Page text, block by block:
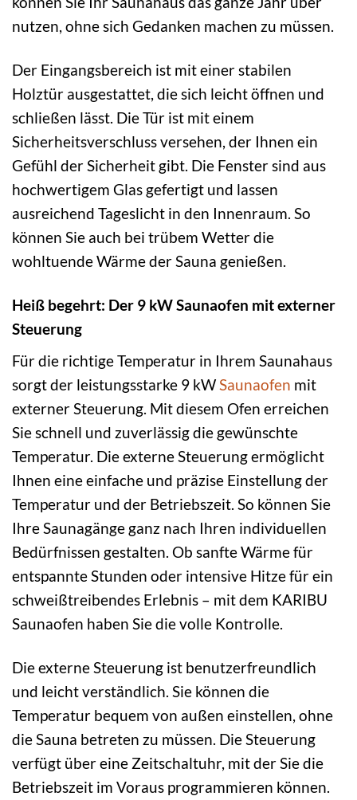
nutzen, ohne sich Gedanken machen zu müssen.
Der Eingangsbereich ist mit einer stabilen
Holztür ausgestattet, die sich leicht öffnen und
schließen lässt. Die Tür ist mit einem
Sicherheitsverschluss versehen, der Ihnen ein
Gefühl der Sicherheit gibt. Die Fenster sind aus
hochwertigem Glas gefertigt und lassen
ausreichend Tageslicht in den Innenraum. So
können Sie auch bei trübem Wetter die
wohltuende Wärme der Sauna genießen.
Heiß begehrt: Der 9 kW Saunaofen mit externer
Steuerung
Für die richtige Temperatur in Ihrem Saunahaus
sorgt der leistungsstarke 9 kWSaunaofen mit
externer Steuerung. Mit diesem Ofen erreichen
Sie schnell und zuverlässig die gewünschte
Temperatur. Die externe Steuerung ermöglicht
Ihnen eine einfache und präzise Einstellung der
Temperatur und der Betriebszeit. So können Sie
Ihre Saunagänge ganz nach Ihren individuellen
Bedürfnissen gestalten. Ob sanfte Wärme für
entspannte Stunden oder intensive Hitze für ein
schweißtreibendes Erlebnis – mit dem KARIBU
Saunaofen haben Sie die volle Kontrolle.
Die externe Steuerung ist benutzerfreundlich
und leicht verständlich. Sie können die
Temperatur bequem von außen einstellen, ohne
die Sauna betreten zu müssen. Die Steuerung
verfügt über eine Zeitschaltuhr, mit der Sie die
Betriebszeit im Voraus programmieren können.